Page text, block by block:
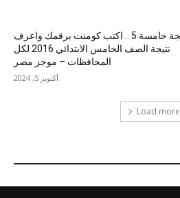
نتيجة خامسة 5 .. اكتب كومنت برقمك واعرف
نتيجة الصف الخامس الابتدائي 2016 لكل
المحافظات – موجز مصر
أكتوبر 5, 2024
Load more